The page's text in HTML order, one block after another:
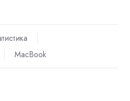
MacBook